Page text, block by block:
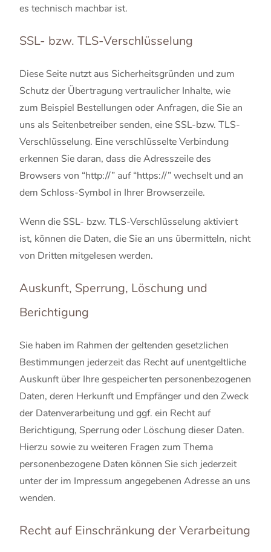
es technisch machbar ist.
SSL- bzw. TLS-Verschlüsselung
Diese Seite nutzt aus Sicherheitsgründen und zum
Schutz der Übertragung vertraulicher Inhalte, wie
zum Beispiel Bestellungen oder Anfragen, die Sie an
uns als Seitenbetreiber senden, eine SSL-bzw. TLS-
Verschlüsselung. Eine verschlüsselte Verbindung
erkennen Sie daran, dass die Adresszeile des
Browsers von “http://” auf “https://” wechselt und an
dem Schloss-Symbol in Ihrer Browserzeile.
Wenn die SSL- bzw. TLS-Verschlüsselung aktiviert
ist, können die Daten, die Sie an uns übermitteln, nicht
von Dritten mitgelesen werden.
Auskunft, Sperrung, Löschung und
Berichtigung
Sie haben im Rahmen der geltenden gesetzlichen
Bestimmungen jederzeit das Recht auf unentgeltliche
Auskunft über Ihre gespeicherten personenbezogenen
Daten, deren Herkunft und Empfänger und den Zweck
der Datenverarbeitung und ggf. ein Recht auf
Berichtigung, Sperrung oder Löschung dieser Daten.
Hierzu sowie zu weiteren Fragen zum Thema
personenbezogene Daten können Sie sich jederzeit
unter der im Impressum angegebenen Adresse an uns
wenden.
Recht auf Einschränkung der Verarbeitung